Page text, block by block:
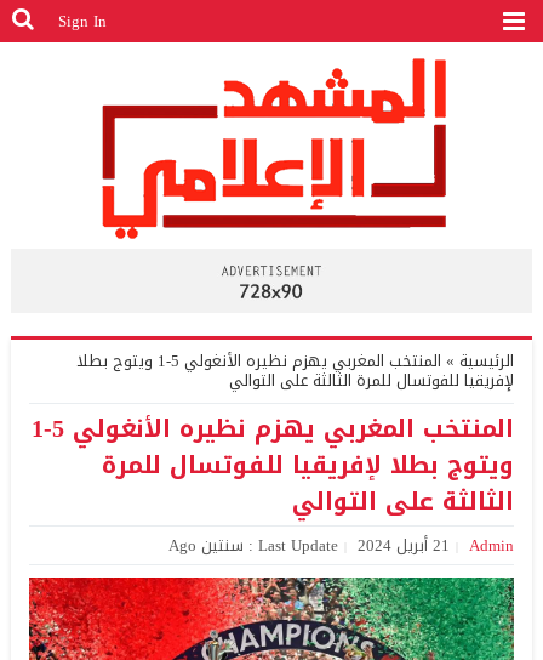
Sign In
الرئيسية » المنتخب المغربي يهزم نظيره الأنغولي 5-1 ويتوج بطلا
لإفريقيا للفوتسال للمرة الثالثة على التوالي
المنتخب المغربي يهزم نظيره الأنغولي 5-1
ويتوج بطلا لإفريقيا للفوتسال للمرة
الثالثة على التوالي
Admin 21 أبريل 2024 Last Update : سنتين Ago